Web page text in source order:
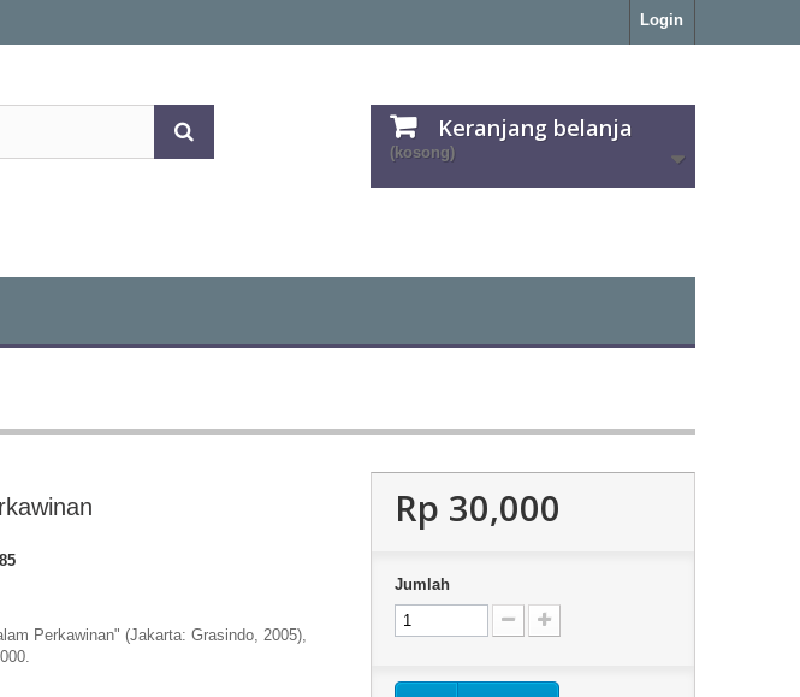
Login
Keranjang belanja
(kosong)
Perkawinan" (Jakarta: Grasindo, 2005),
Rp‎ 30,000
Jumlah